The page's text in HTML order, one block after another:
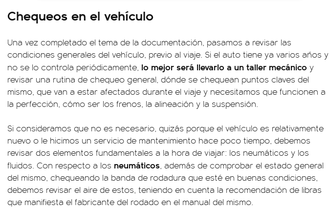
Chequeos en el vehículo
Una vez completado el tema de la documentación, pasamos a revisar las
condiciones generales del vehículo, previo al viaje. Si el auto tiene ya varios años y
no se lo controla periódicamente, lo mejor será llevarlo a un taller mecánico y
revisar una rutina de chequeo general, dónde se chequean puntos claves del
mismo, que van a estar afectados durante el viaje y necesitamos que funcionen a
la perfección, cómo ser los frenos, la alineación y la suspensión.
Si consideramos que no es necesario, quizás porque el vehículo es relativamente
nuevo o le hicimos un servicio de mantenimiento hace poco tiempo, debemos
revisar dos elementos fundamentales a la hora de viajar: los neumáticos y los
fluidos. Con respecto a los neumáticos, además de comprobar el estado general
del mismo, chequeando la banda de rodadura que esté en buenas condiciones,
debemos revisar el aire de estos, teniendo en cuenta la recomendación de libras
que manifiesta el fabricante del rodado en el manual del mismo.